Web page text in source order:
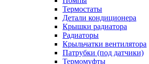
Термостаты
Детали кондиционера
Крышки радиатора
Радиаторы
Крыльчатки вентилятора
Патрубки (под датчики)
Термомуфты